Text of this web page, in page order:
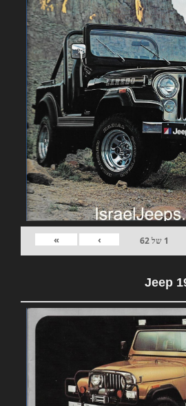
1 של62
›
»